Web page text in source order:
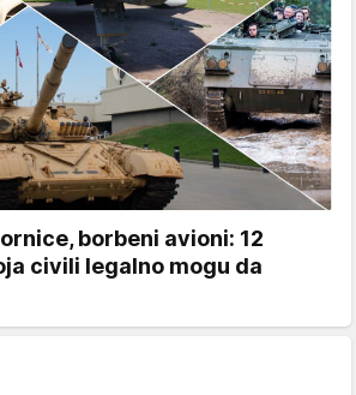
borbeni avioni: 12
civili legalno mogu da